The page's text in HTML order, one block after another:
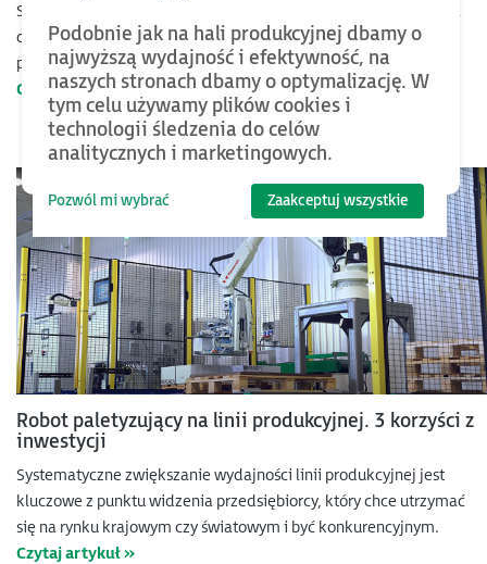
Sprzedaż robotów na światowych rynkach rośnie z roku na rok, a
coraz więcej przedsiębiorstw dostrzega korzyści, które może im
przynieść robotyzacja. Zwłaszcza w obliczu braku rąk do pracy.
Czytaj artykuł »
Robot paletyzujący na linii produkcyjnej. 3 korzyści z
inwestycji
Systematyczne zwiększanie wydajności linii produkcyjnej jest
kluczowe z punktu widzenia przedsiębiorcy, który chce utrzymać
się na rynku krajowym czy światowym i być konkurencyjnym.
Czytaj artykuł »
Podobnie jak na hali produkcyjnej dbamy o
najwyższą wydajność i efektywność, na
naszych stronach dbamy o optymalizację. W
tym celu używamy plików cookies i
technologii śledzenia do celów
analitycznych i marketingowych.
Pozwól mi wybrać Zaakceptuj wszystkie